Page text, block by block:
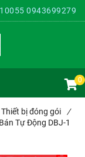
0943699279
0
Thiết bị đóng gói
/
Tự Động DBJ-1